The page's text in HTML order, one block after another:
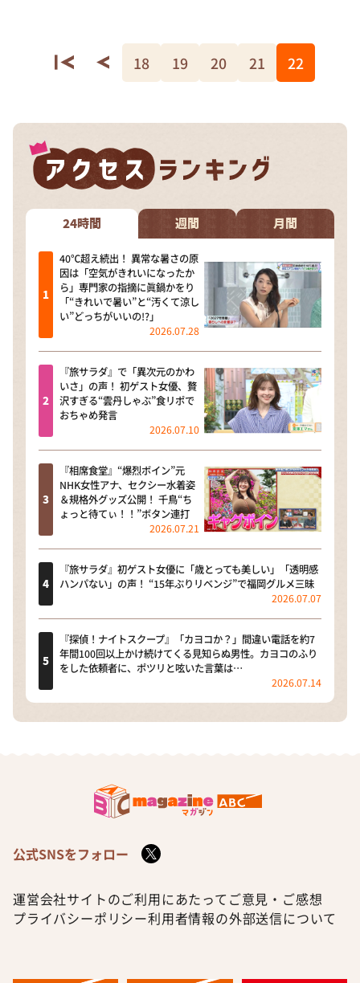
18 19 20 21 22
24時間 週間 月間
40℃超え続出！ 異常な暑さの原
因は「空気がきれいになったか
ら」専門家の指摘に眞鍋かをり
「“きれいで暑い”と“汚くて涼し
い”どっちがいいの!?」
2026.07.28
『旅サラダ』で「異次元のかわ
いさ」の声！ 初ゲスト女優、贅
沢すぎる“雲丹しゃぶ”食リポで
おちゃめ発言
2026.07.10
『相席食堂』“爆烈ボイン”元
NHK女性アナ、セクシー水着姿
＆規格外グッズ公開！ 千鳥“ち
ょっと待てぃ！！”ボタン連打
2026.07.21
『旅サラダ』初ゲスト女優に「歳とっても美しい」「透明感
ハンパない」の声！ “15年ぶりリベンジ”で福岡グルメ三昧
2026.07.07
『探偵！ナイトスクープ』「カヨコか？」間違い電話を約7
年間100回以上かけ続けてくる見知らぬ男性。カヨコのふり
をした依頼者に、ポツリと呟いた言葉は…
2026.07.14
公式SNSをフォロー
運営会社サイトのご利用にあたって ご意見・ご感想
プライバシーポリシー利用者情報の外部送信について